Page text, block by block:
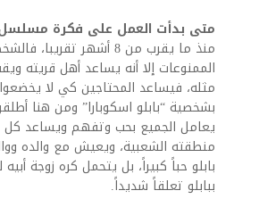
متى بدأت العمل على فكرة مسلسل
منذ ما يقرب من 8 أشهر
الممنوعات إلا أنه يساعد أهل قريته
مثله، فيساعد المحتاجين كي لا
بشخصية “بابلو اسكوبارا” ومن هنا
يعامل الجميع بحب وتفهم ويساعد كل
منطقته الشعبية، ويعيش مع والده
بابلو حباً كبيراً، بل يتحمل كره زوجة
ببابلو تعلقاً شديداً.